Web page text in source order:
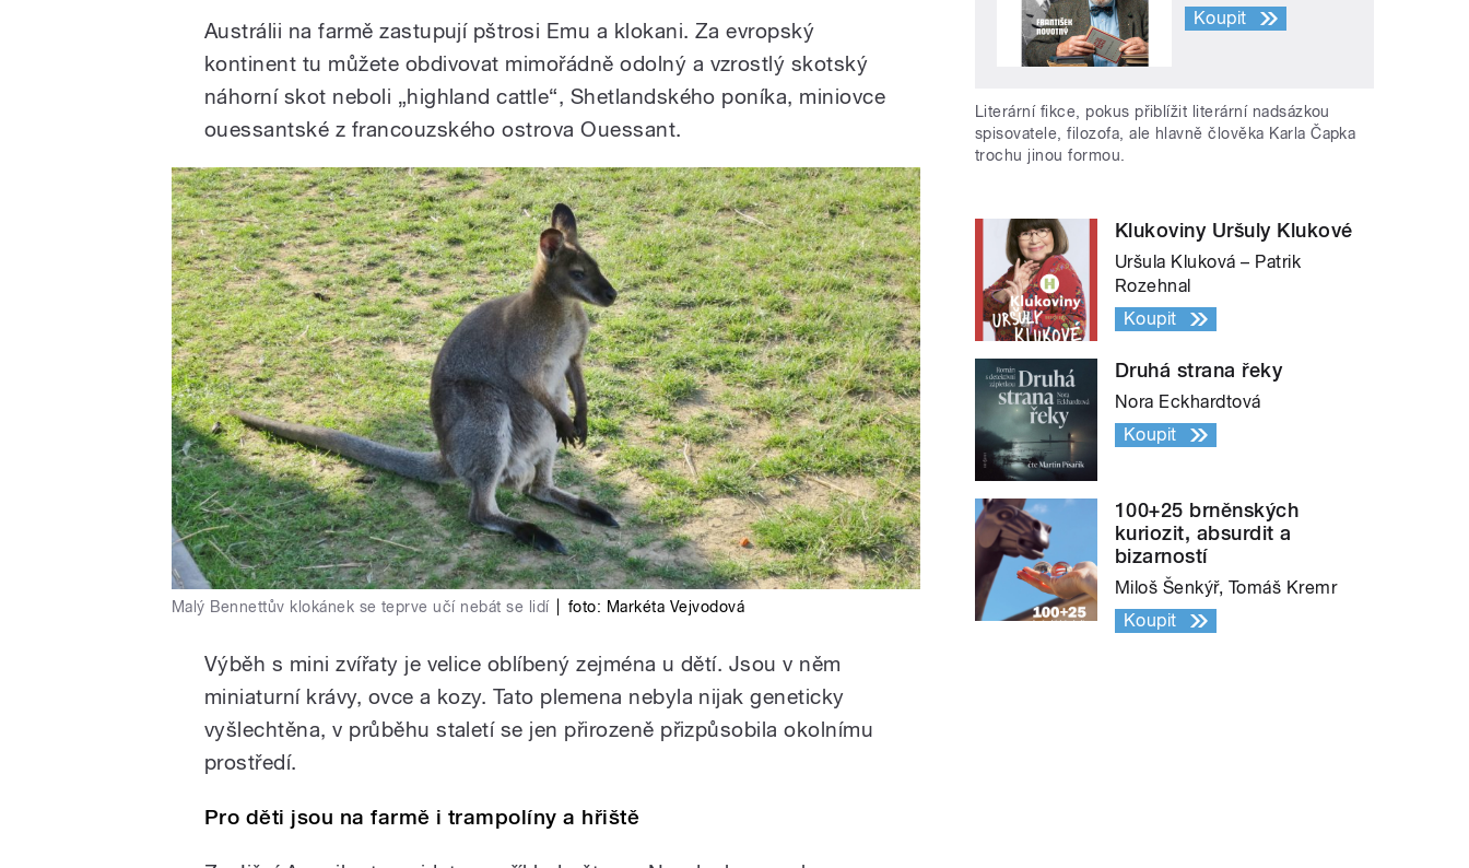
Austrálii na farmě zastupují pštrosi Emu a klokani. Za evropský
kontinent tu můžete obdivovat mimořádně odolný a vzrostlý skotský
náhorní skot neboli „highland cattle“, Shetlandského poníka, miniovce
ouessantské z francouzského ostrova Ouessant.
Malý Bennettův klokánek se teprve učí nebát se lidí foto: Markéta Vejvodová
Výběh s mini zvířaty je velice oblíbený zejména u dětí. Jsou v něm
miniaturní krávy, ovce a kozy. Tato plemena nebyla nijak geneticky
vyšlechtěna, v průběhu staletí se jen přirozeně přizpůsobila okolnímu
prostředí.
Pro děti jsou na farmě i trampolíny a hřiště
Koupit
Literární fikce, pokus přiblížit literární nadsázkou
spisovatele, filozofa, ale hlavně člověka Karla Čapka
trochu jinou formou.
Klukoviny Uršuly Klukové
Uršula Kluková – Patrik
Rozehnal
Koupit
Druhá strana řeky
Nora Eckhardtová
Koupit
100+25 brněnských
kuriozit, absurdit a
bizarností
Miloš Šenkýř, Tomáš Kremr
Koupit